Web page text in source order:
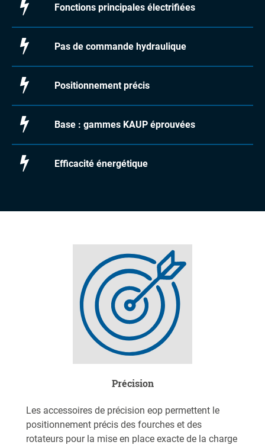
Fonctions principales électrifiées
Pas de commande hydraulique
Positionnement précis
Base : gammes KAUP éprouvées
Efficacité énergétique
Précision
Les accessoires de précision eop permettent le
positionnement précis des fourches et des
rotateurs pour la mise en place exacte de la charge